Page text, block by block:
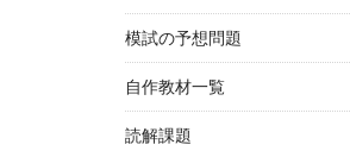
模試の予想問題
自作教材一覧
読解課題